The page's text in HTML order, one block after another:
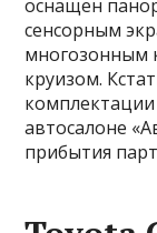
оснащен
сенсорным
многозонным
круизом.
автосалоне
прибытия